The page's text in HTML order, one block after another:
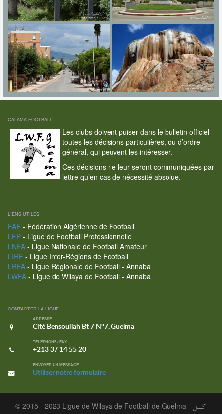
CALAMA FOOTBALL
Les clubs doivent puiser dans le bulletin officiel
toutes les décisions particulières, ou d’ordre
général, qui peuvent les intéresser.
Ces décisions ne leur seront communiquées par
lettre qu’en cas de nécessité absolue.
LIENS UTILES
FAF - Fédération Algérienne de Football
LFP- Ligue de Football Professionnelle
LNFA- Ligue Nationale de Football Amateur
LIRF - Ligue Inter-Régions de Football
LRFA- Ligue Régionale de Football - Annaba
LWFA- Ligue de Wilaya de Football - Annaba
CONTACTER LA LIGUE
ADRESSE
Cité Bensouilah Bt 7 N°7, Guelma
TÉLÉPHONE / FAX
+213 37 14 55 20
ENVOYER UN MESSAGE
Utiliser notre formulaire
© 2015 - 2023 Ligue de Wilaya de Football de Guelma - كـــل